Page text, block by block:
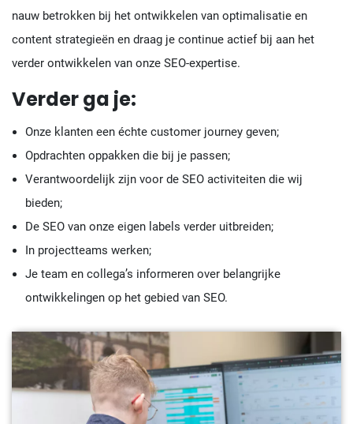
nauw betrokken bij het ontwikkelen van optimalisatie en
content strategieën en draag je continue actief bij aan het
verder ontwikkelen van onze SEO-expertise.
Verder ga je:
Onze klanten een échte customer journey geven;
Opdrachten oppakken die bij je passen;
Verantwoordelijk zijn voor de SEO activiteiten die wij
bieden;
De SEO van onze eigen labels verder uitbreiden;
In projectteams werken;
Je team en collega’s informeren over belangrijke
ontwikkelingen op het gebied van SEO.